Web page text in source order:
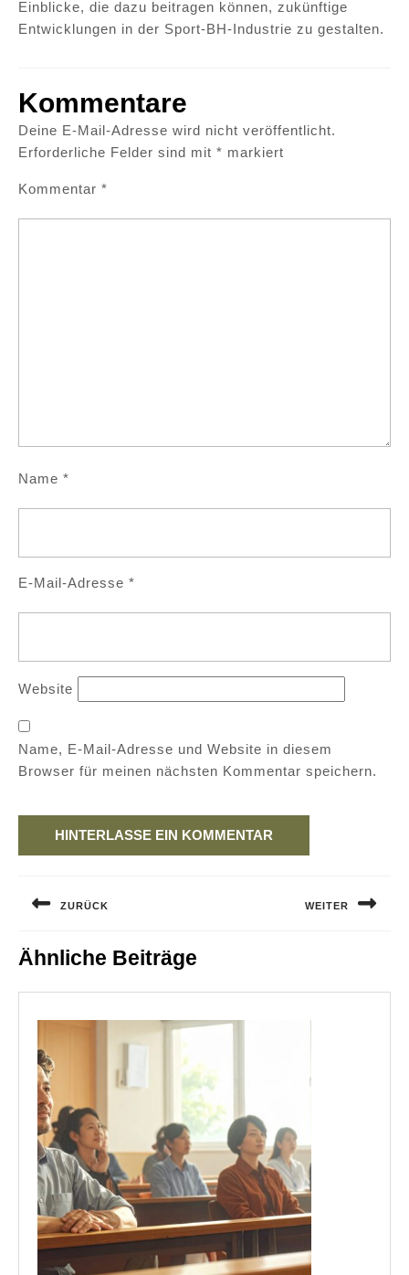
Einblicke, die dazu beitragen können, zukünftige
Entwicklungen in der Sport-BH-Industrie zu gestalten.
Kommentare
Deine E-Mail-Adresse wird nicht veröffentlicht.
Erforderliche Felder sind mit * markiert
Kommentar *
Name *
E-Mail-Adresse *
Website
Name, E-Mail-Adresse und Website in diesem
Browser für meinen nächsten Kommentar speichern.
ZURÜCK
post:
WEITER
Ähnliche Beiträge